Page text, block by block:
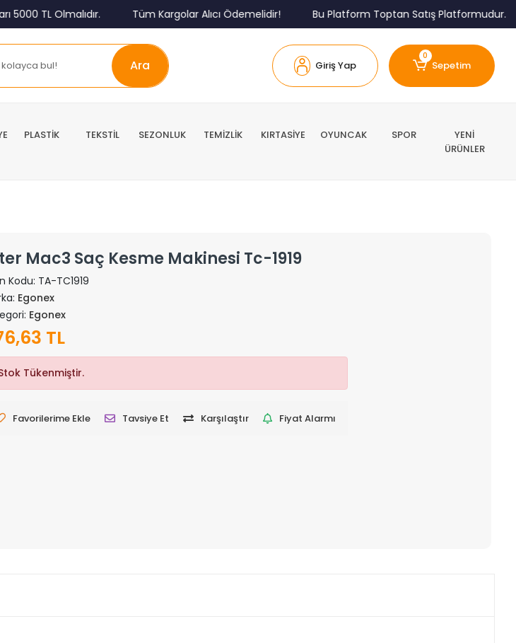
TL Olmalıdır. Tüm Kargolar Alıcı Ödemelidir! Bu Platform Toptan Satış Platformudur.
Ara Giriş Yap
0
Sepetim
PLASTİK TEKSTİL SEZONLUK TEMİZLİK KIRTASİYE OYUNCAK SPOR
YENİ
ÜRÜNLER
Mac3 Saç Kesme Makinesi Tc-1919
Kodu: TA-TC1919
Egonex
Egonex
TL
Tükenmiştir.
Favorilerime Ekle Tavsiye Et Karşılaştır Fiyat Alarmı